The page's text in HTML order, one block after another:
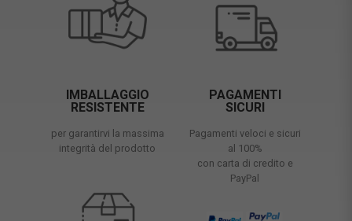
IMBALLAGGIO
RESISTENTE
per garantirvi la massima
integrità del prodotto
PAGAMENTI
SICURI
Pagamenti veloci e sicuri
al 100%
con carta di credito e
PayPal